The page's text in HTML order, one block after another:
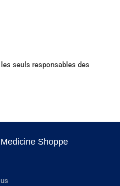
seuls responsables des
Shoppe